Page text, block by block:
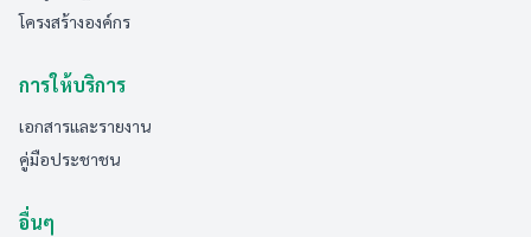
โครงสร้างองค์กร
การให้บริการ
เอกสารและรายงาน
คู่มือประชาชน
อื่นๆ